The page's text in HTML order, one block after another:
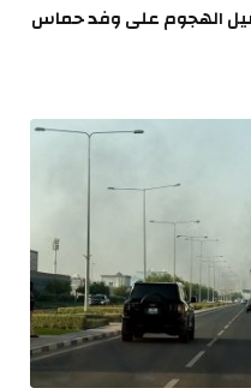
الهجوم على وفد حماس